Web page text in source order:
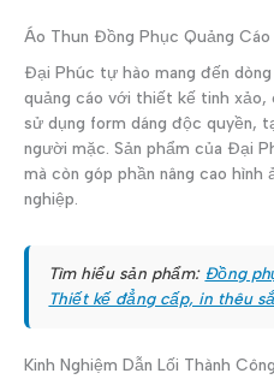
Áo Thun Đồng Phục Quảng Cáo
Đại Phúc tự hào mang đến
quảng cáo với thiết kế tinh xảo,
sử dụng form dáng độc quyền,
người mặc. Sản phẩm của Đại
mà còn góp phần nâng cao hình
nghiệp.
Tìm hiểu sản phẩm: Đồng
Thiết kế đẳng cấp, in thêu
Kinh Nghiệm Dẫn Lối Thành Công